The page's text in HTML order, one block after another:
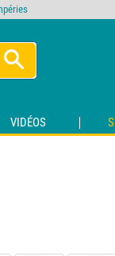
VIDÉOS